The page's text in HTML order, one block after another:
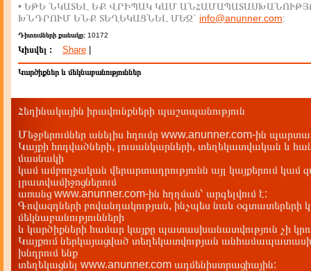
• ԵԹԵ ՆԿԱՏԵԼ ԵՔ ՎՐԻՊԱԿ ԿԱՄ
ԽՆԴՐՈՒՄ ԵՆՔ ՏԵՂԵԿԱՑՆԵԼ ՄԵԶ` info@anunner.com:
Դիտումների քանակը: 10172
Կիսվել : Share
Կարծիքներ և մեկնաբանություններ
Հեղինակային իրավունքների պաշտպանություն
Մեջբերումներ անելիս հղումը www.anunner.com-ին
Կայքի հոդվածների, լուսանկարների, տեղեկատվական և
մասնակի
կամ ամբողջական վերարտադրությունն այլ կայքերում կամ
լրատվամիջոցներում
առանց www.anunner.com-ին հղղման՝ արգելվում է:
Գովազդների բովանդակության, ինչպես նաև օգտատերերի
մեկնաբանությունների
և կարծիքների համար կայքը պատասխանատվություն չի
Կայքում ներկայացված տեղեկատվության
խնդրում ենք
տեղեկացնել www.anunner.com ադմենիստրացիային: